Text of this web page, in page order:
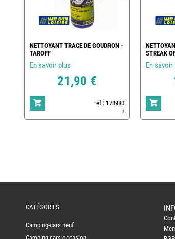
NETTOYANT TRACE DE GOUDRON -
TAROFF
En savoir plus
21,90 €
ref : 178980
3
STREAK
En savoir
FRERESCATÉGORIES
Camping-cars neuf